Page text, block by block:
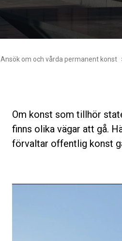
Ansök om och vårda permanent konst
Om konst som tillhör
finns olika vägar att gå.
förvaltar offentlig konst